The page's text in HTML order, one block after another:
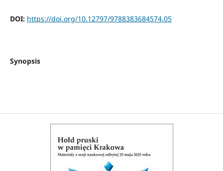
DOI: https://doi.org/10.12797/9788383684574.05
Synopsis